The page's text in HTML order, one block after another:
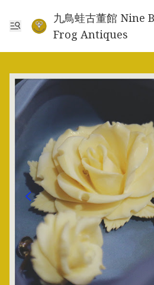
九鳥蛙古董館 Nine
Frog Antiques